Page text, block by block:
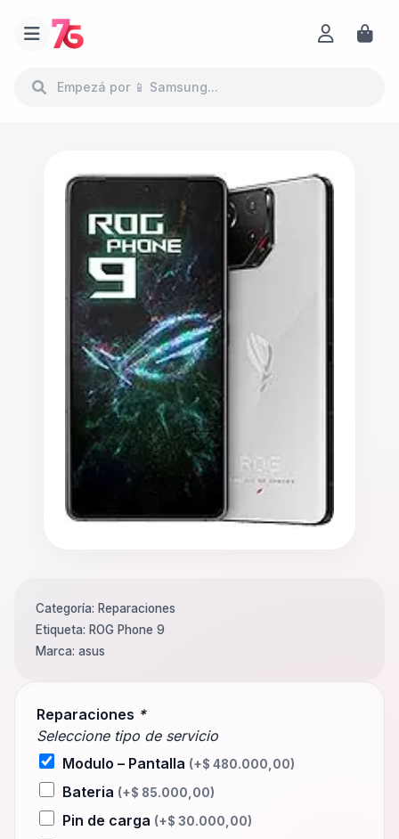
Reparaciones *
Seleccione tipo de servicio
Modulo – Pantalla (+$ 480.000,00)
Bateria (+$ 85.000,00)
Pin de carga (+$ 30.000,00)
Categoría: Reparaciones
Etiqueta: ROG Phone 9
Marca: asus